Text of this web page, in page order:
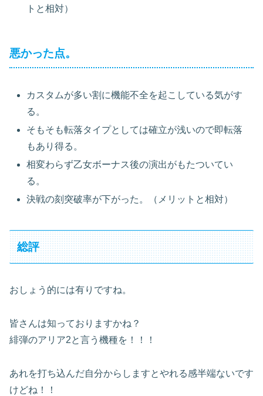
トと相対）
悪かった点。
カスタムが多い割に機能不全を起こしている気がす
る。
そもそも転落タイプとしては確立が浅いので即転落
もあり得る。
相変わらず乙女ボーナス後の演出がもたついてい
る。
決戦の刻突破率が下がった。（メリットと相対）
総評
おしょう的には有りですね。
皆さんは知っておりますかね？
緋弾のアリア2と言う機種を！！！
あれを打ち込んだ自分からしますとやれる感半端ないです
けどね！！